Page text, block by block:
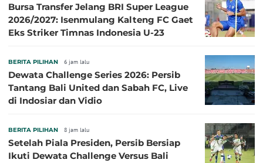
Bursa Transfer Jelang BRI Super League
2026/2027: Isenmulang Kalteng FC Gaet
Eks Striker Timnas Indonesia U-23
BERITA PILIHAN 6 jam lalu
Dewata Challenge Series 2026: Persib
Tantang Bali United dan Sabah FC, Live
di Indosiar dan Vidio
BERITA PILIHAN 8 jam lalu
Setelah Piala Presiden, Persib Bersiap
Ikuti Dewata Challenge Versus Bali